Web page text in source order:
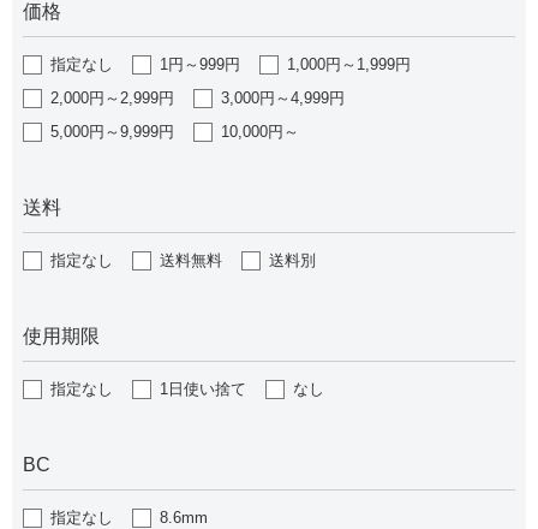
価格
指定なし 1円～999円
1,000円～1,999円
2,000円～2,999円
3,000円～4,999円
5,000円～9,999円
10,000円～
送料
指定なし 送料無料 送料別
使用期限
指定なし 1日使い捨て なし
BC
指定なし 8.6mm